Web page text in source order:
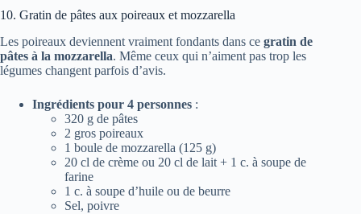
10. Gratin de pâtes aux poireaux et mozzarella
Les poireaux deviennent vraiment fondants dans ce gratin de
pâtes à la mozzarella. Même ceux qui n’aiment pas trop les
légumes changent parfois d’avis.
Ingrédients pour 4 personnes :
320 g de pâtes
2 gros poireaux
1 boule de mozzarella (125 g)
20 cl de crème ou 20 cl de lait + 1 c. à soupe de
farine
1 c. à soupe d’huile ou de beurre
Sel, poivre